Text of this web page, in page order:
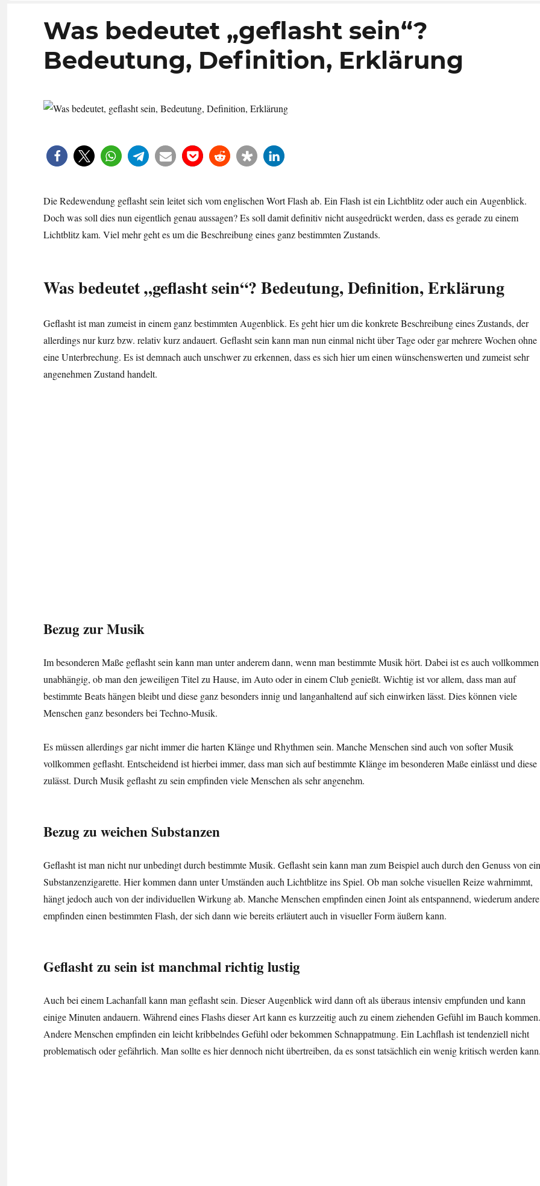
Was bedeutet „geflasht sein“?
Bedeutung, Definition, Erklärung
Die Redewendung geflasht sein leitet sich vom englischen Wort Flash ab. Ein Flash ist ein Lichtblitz oder auch ein Augenblick.
Doch was soll dies nun eigentlich genau aussagen? Es soll damit definitiv nicht ausgedrückt werden, dass es gerade zu einem
Lichtblitz kam. Viel mehr geht es um die Beschreibung eines ganz bestimmten Zustands.
Was bedeutet „geflasht sein“? Bedeutung, Definition, Erklärung
Geflasht ist man zumeist in einem ganz bestimmten Augenblick. Es geht hier um die konkrete Beschreibung eines Zustands, der
allerdings nur kurz bzw. relativ kurz andauert. Geflasht sein kann man nun einmal nicht über Tage oder gar mehrere Wochen ohne
eine Unterbrechung. Es ist demnach auch unschwer zu erkennen, dass es sich hier um einen wünschenswerten und zumeist sehr
angenehmen Zustand handelt.
Bezug zur Musik
Im besonderen Maße geflasht sein kann man unter anderem dann, wenn man bestimmte Musik hört. Dabei ist es auch vollkommen
unabhängig, ob man den jeweiligen Titel zu Hause, im Auto oder in einem Club genießt. Wichtig ist vor allem, dass man auf
bestimmte Beats hängen bleibt und diese ganz besonders innig und langanhaltend auf sich einwirken lässt. Dies können viele
Menschen ganz besonders bei Techno-Musik.
Es müssen allerdings gar nicht immer die harten Klänge und Rhythmen sein. Manche Menschen sind auch von softer Musik
vollkommen geflasht. Entscheidend ist hierbei immer, dass man sich auf bestimmte Klänge im besonderen Maße einlässt und diese
zulässt. Durch Musik geflasht zu sein empfinden viele Menschen als sehr angenehm.
Bezug zu weichen Substanzen
Geflasht ist man nicht nur unbedingt durch bestimmte Musik. Geflasht sein kann man zum Beispiel auch durch den Genuss von
Substanzenzigarette. Hier kommen dann unter Umständen auch Lichtblitze ins Spiel. Ob man solche visuellen Reize wahrnimmt,
hängt jedoch auch von der individuellen Wirkung ab. Manche Menschen empfinden einen Joint als entspannend, wiederum andere
empfinden einen bestimmten Flash, der sich dann wie bereits erläutert auch in visueller Form äußern kann.
Geflasht zu sein ist manchmal richtig lustig
Auch bei einem Lachanfall kann man geflasht sein. Dieser Augenblick wird dann oft als überaus intensiv empfunden und kann
einige Minuten andauern. Während eines Flashs dieser Art kann es kurzzeitig auch zu einem ziehenden Gefühl im Bauch kommen.
Andere Menschen empfinden ein leicht kribbelndes Gefühl oder bekommen Schnappatmung. Ein Lachflash ist tendenziell nicht
problematisch oder gefährlich. Man sollte es hier dennoch nicht übertreiben, da es sonst tatsächlich ein wenig kritisch werden